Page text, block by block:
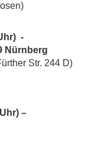
-
Nürnberg
Str. 244 D)
–